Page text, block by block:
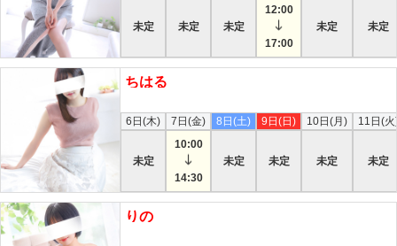
未定 未定 未定
12:00
17:00
未定 未定
ちはる
6日(木)
未定
7日(金)
10:00
14:30
8日(土)
未定
9日(日)
未定
10日(月)
未定
11日(
未定
りの